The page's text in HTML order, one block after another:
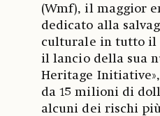
(Wmf), il maggior
dedicato alla
culturale in tutto il
il lancio della sua
Heritage
da 15 milioni di
alcuni dei rischi